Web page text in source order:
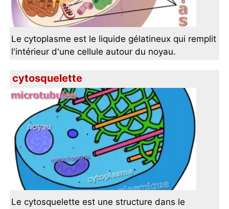
Le cytoplasme est le liquide gélatineux qui remplit
l'intérieur d'une cellule autour du noyau.
cytosquelette
Le cytosquelette est une structure dans le